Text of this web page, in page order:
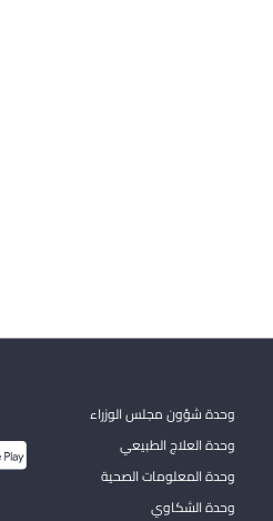
وحدة شؤون مجلس الوزراء
وحدة العلاج الطبيعي
وحدة المعلومات الصحية
وحدة الشكاوي